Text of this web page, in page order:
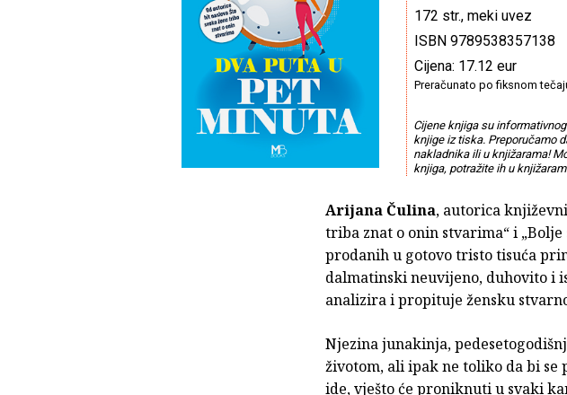
172 str., meki uvez
ISBN 9789538357138
Cijena: 17.12 eur
Preračunato po fiksnom
Cijene knjiga su
knjige iz tiska. Preporučamo
nakladnika ili u knjižarama!
knjiga, potražite ih u
Arijana Čulina, autorica
triba znat o onin stvarima“ i
prodanih u gotovo tristo tisuća
dalmatinski neuvijeno, duhovito i
analizira i propituje žensku
Njezina junakinja,
životom, ali ipak ne toliko da bi se
ide, vješto će proniknuti u svaki